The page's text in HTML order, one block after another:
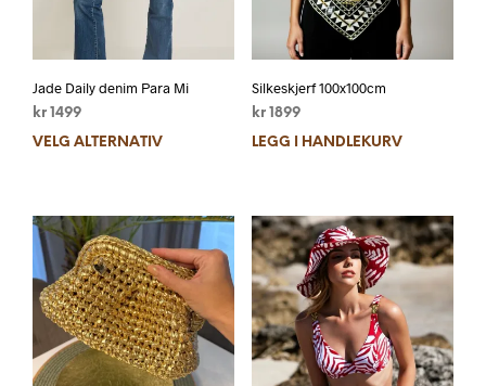
Jade Daily denim Para Mi
kr 1499
VELG ALTERNATIV
Silkeskjerf 100x100cm
kr1899
LEGG I HANDLEKURV